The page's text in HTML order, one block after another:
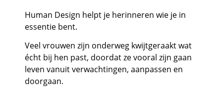
Human Design helpt je herinneren wie je in
essentie bent.
Veel vrouwen zijn onderweg kwijtgeraakt wat
écht bij hen past, doordat ze vooral zijn gaan
leven vanuit verwachtingen, aanpassen en
doorgaan.